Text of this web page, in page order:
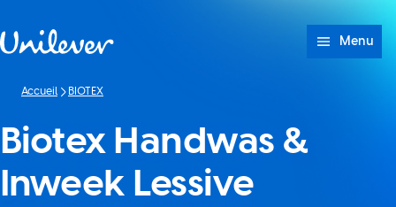
Menu
Accueil BIOTEX
Biotex Handwas &
Inweek Lessive